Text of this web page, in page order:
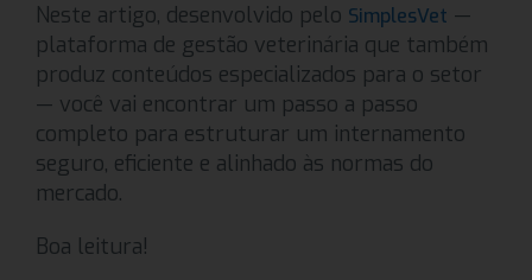
Neste artigo, desenvolvido pelo SimplesVet —
plataforma de gestão veterinária que também
produz conteúdos especializados para o setor
— você vai encontrar um passo a passo
completo para estruturar um internamento
seguro, eficiente e alinhado às normas do
mercado.
Boa leitura!